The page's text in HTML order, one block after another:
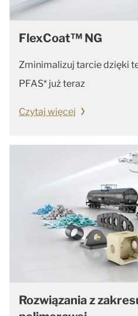
FlexCoat™ NG
Zminimalizuj tarcie dzięki
PFAS* już teraz
Czytaj więcej
Rozwiązania z